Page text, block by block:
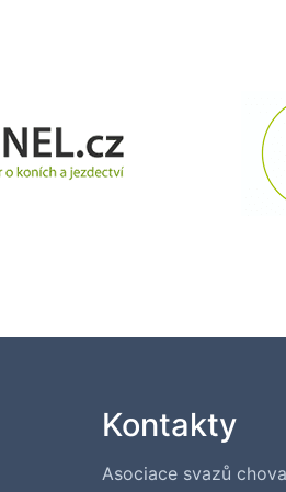
Kontakty
Asociace svazů